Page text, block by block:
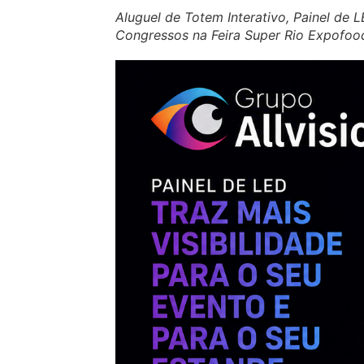
Aluguel de Totem Interativo, Painel de
Congressos na Feira Super Rio